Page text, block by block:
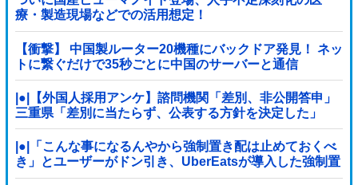
療・製造現場などでの活用想定！
【衝撃】 中国製ルーター20機種にバックドア発見！ ネッ
トに繋ぐだけで35秒ごとに中国のサーバーと通信
|●|【外国人採用アンケ】諮問機関「差別、非公開答申」
三重県「差別に当たらず、公表する方針を決定した」
|●|「こんな事になるんやから強制置き配は止めておくべ
き」とユーザーがドン引き、UberEatsが導入した強制置
き配が起こしたのは……